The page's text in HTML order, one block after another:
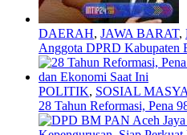
DAERAH, JAWA BARAT,
Anggota DPRD Kabupaten
POLITIK, SOSIAL
28 Tahun Reformasi, Pena